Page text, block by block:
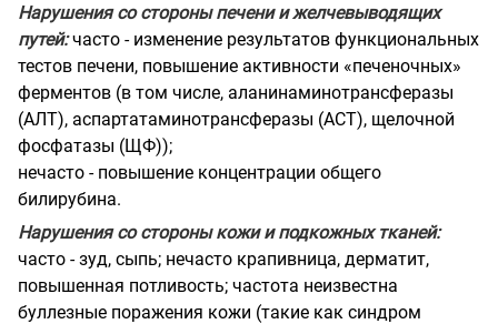
Нарушения со стороны печени и желчевыводящих
путей:часто - изменение результатов функциональных
тестов печени, повышение активности «печеночных»
ферментов (в том числе, аланинаминотрансферазы
(АЛТ), аспартатаминотрансферазы (АСТ), щелочной
фосфатазы (ЩФ));
нечасто - повышение концентрации общего
билирубина.
Нарушения со стороны кожи и подкожных тканей:
часто - зуд, сыпь; нечасто крапивница, дерматит,
повышенная потливость; частота неизвестна
буллезные поражения кожи (такие как синдром